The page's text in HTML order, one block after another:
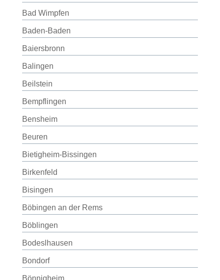
Bad Wimpfen
Baden-Baden
Baiersbronn
Balingen
Beilstein
Bempflingen
Bensheim
Beuren
Bietigheim-Bissingen
Birkenfeld
Bisingen
Böbingen an der Rems
Böblingen
Bodeslhausen
Bondorf
Bönnigheim